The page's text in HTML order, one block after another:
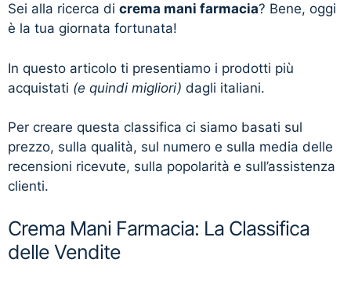
Sei alla ricerca di crema mani farmacia? Bene, oggi
è la tua giornata fortunata!
In questo articolo ti presentiamo i prodotti più
acquistati (e quindi migliori) dagli italiani.
Per creare questa classifica ci siamo basati sul
prezzo, sulla qualità, sul numero e sulla media delle
recensioni ricevute, sulla popolarità e sull’assistenza
clienti.
Crema Mani Farmacia: La Classifica
delle Vendite